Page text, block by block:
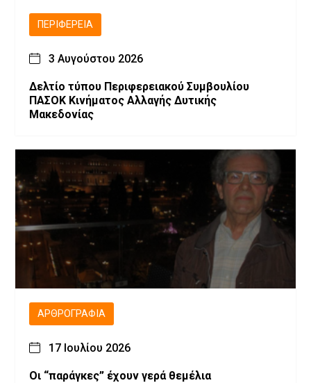
ΠΕΡΙΦΈΡΕΙΑ
3 Αυγούστου 2026
Δελτίο τύπου Περιφερειακού Συμβουλίου
ΠΑΣΟΚ Κινήματος Αλλαγής Δυτικής
Μακεδονίας
ΑΡΘΡΟΓΡΑΦΊΑ
17 Ιουλίου 2026
Οι “παράγκες” έχουν γερά θεμέλια